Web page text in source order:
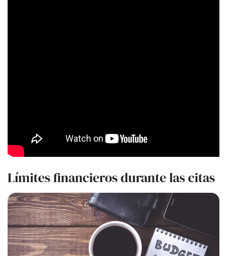
Límites financieros durante las citas